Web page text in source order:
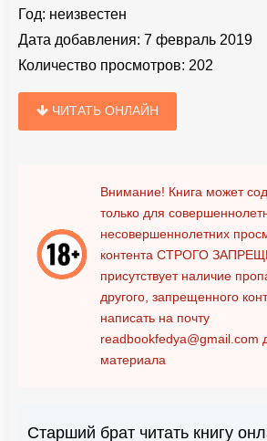
Год: неизвестен
Дата добавления: 7 февраль 2019
Количество просмотров: 202
ЧИТАТЬ ОНЛАЙН
Внимание! Книга может
только для
несовершеннолетних
контента СТРОГО
присутствует наличие
другого, запрещенного
написать на почту
readbookfedya@gmail.com
материала
Старший брат читать книгу